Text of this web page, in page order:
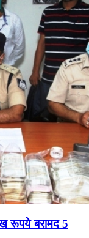
रूपये बरामद 5